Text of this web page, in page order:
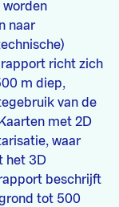
worden
naar
richt zich
m diep,
van de
met 2D
waar
het 3D
beschrijft
tot 500